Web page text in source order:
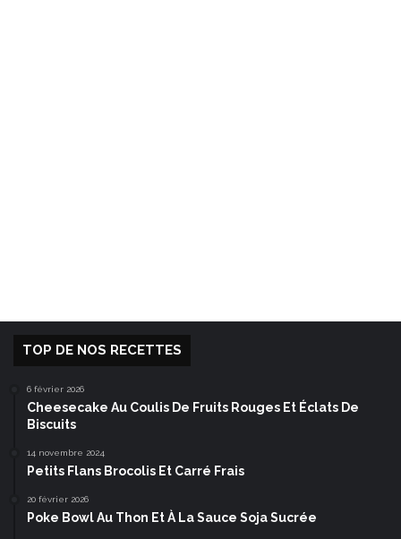
TOP DE NOS RECETTES
6 février 2026
Cheesecake Au Coulis De Fruits Rouges Et Éclats De
Biscuits
14 novembre 2024
Petits Flans Brocolis Et Carré Frais
20 février 2026
Poke Bowl Au Thon Et À La Sauce Soja Sucrée